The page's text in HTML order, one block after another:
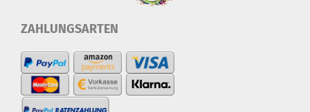
ZAHLUNGSARTEN